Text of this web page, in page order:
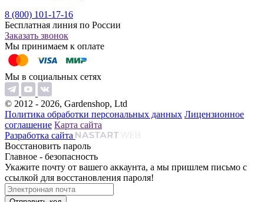
8 (800) 101-17-16
Бесплатная линия по России
Заказать звонок
Мы принимаем к оплате
Мы в социальных сетях
© 2012 - 2026, Gardenshop, Ltd
Политика обработки персональных данных Лицензионное
соглашение Карта сайта
Разработка сайта
Восстановить пароль
Главное - безопасность
Укажите почту от вашего аккаунта, а мы пришлем письмо с
ссылкой для восстановления пароля!